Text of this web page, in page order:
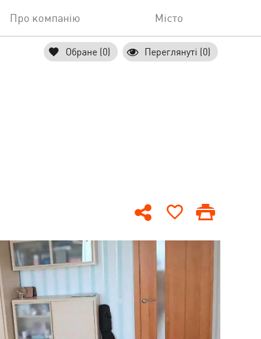
Про компанію Місто
Обране (0) Переглянуті (0)